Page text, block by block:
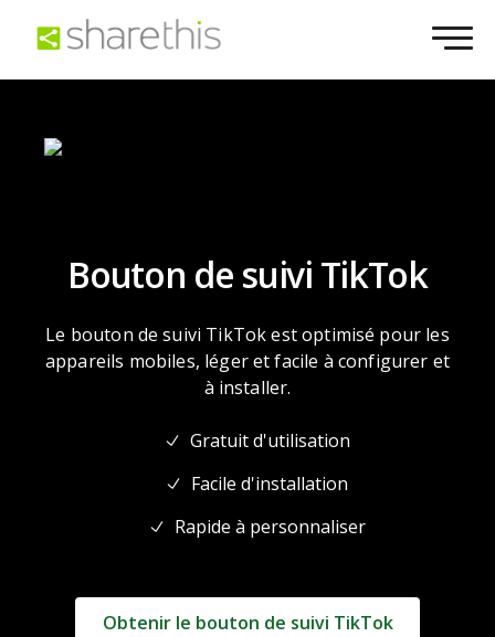
Bouton de suivi TikTok
Le bouton de suivi TikTok est optimisé pour les
appareils mobiles, léger et facile à configurer et
à installer.
Gratuit d'utilisation
Facile d'installation
Rapide à personnaliser
Obtenir le bouton de suivi TikTok